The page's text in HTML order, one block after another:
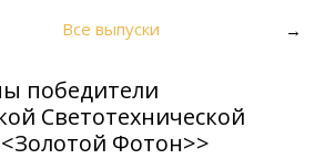
Все выпуски →
победители
Светотехнической
Фотон>>